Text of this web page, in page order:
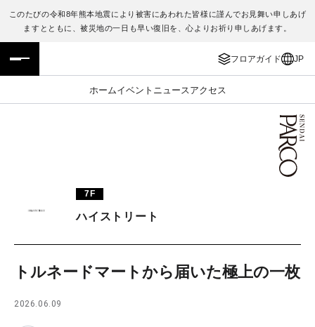
このたびの令和8年熊本地震により被害にあわれた皆様に謹んでお見舞い申しあげ
ますとともに、被災地の一日も早い復旧を、心よりお祈り申しあげます。
フロアガイド JP
ホームイベント ニュース アクセス
フロアガイド
施設案内・アクセス
TAX FREE
ENGLISH
繁体字
日本語
7F
ハイストリート
トルネードマートから届いた極上の一枚
2026.06.09